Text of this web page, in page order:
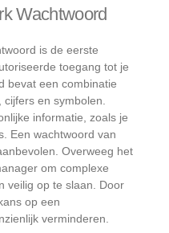
Wachtwoord
is de eerste
toegang tot je
bevat een combinatie
en symbolen.
informatie, zoals je
Een wachtwoord van
Overweeg het
om complexe
veilig op te slaan. Door
op een
verminderen.